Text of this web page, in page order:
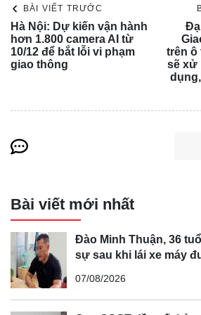
xế, bởi không phải ai cũng có tiền,
thành phố chưa có chính sách hỗ trợ
UBND thành phố đề xuất hỗ trợ đối
sinh sống trên địa bàn thành phố
không quá 5 triệu đồng/người/xe. Hộ
BÀI VIẾT TRƯỚC
Hà Nội: Dự kiến vận hành
hơn 1.800 camera AI từ
10/12 để bắt lỗi vi phạm
giao thông
trên ô
sẽ xử
Bài viết mới nhất
Đào Minh Thuận, 36
sự sau khi lái xe máy
07/08/2026